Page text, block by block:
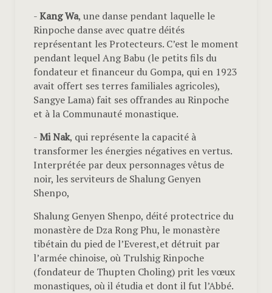
-Kang Wa, une danse pendant laquelle le
Rinpoche danse avec quatre déités
représentant les Protecteurs. C’est le moment
pendant lequel Ang Babu (le petits fils du
fondateur et financeur du Gompa, qui en 1923
avait offert ses terres familiales agricoles),
Sangye Lama) fait ses offrandes au Rinpoche
et à la Communauté monastique.
-Mi Nak, qui représente la capacité à
transformer les énergies négatives en vertus.
Interprétée par deux personnages vêtus de
noir, les serviteurs de Shalung Genyen
Shenpo,
Shalung Genyen Shenpo, déité protectrice du
monastère de Dza Rong Phu, le monastère
tibétain du pied de l’Everest,et détruit par
l’armée chinoise, où Trulshig Rinpoche
(fondateur de Thupten Choling) prit les vœux
monastiques, où il étudia et dont il fut l’Abbé.